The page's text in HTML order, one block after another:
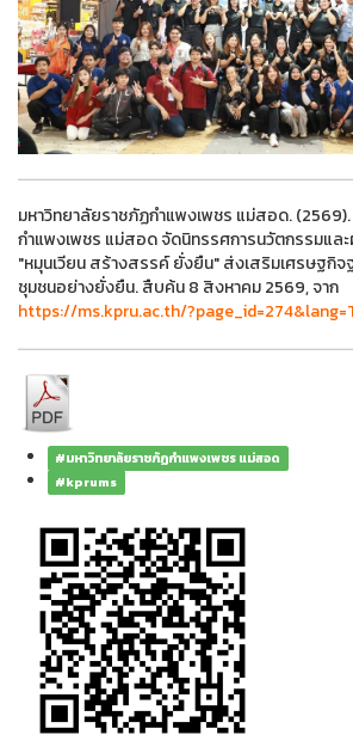
มหาวิทยาลัยราชภัฏกำแพงเพชร แม่สอด.
กำแพงเพชร แม่สอด จัดนิทรรศการนวัตกรรมแ
"หมุนเวียน สร้างสรรค์ ยั่งยืน" ส่งเสริมเศรษฐกิ
ชุมชนอย่างยั่งยืน. สืบค้น 8 สิงหาคม 2569, จาก
https://ms.kpru.ac.th/
#มหาวิทยาลัยราชภัฏกำแพงเพชร แม่สอด
#kprums